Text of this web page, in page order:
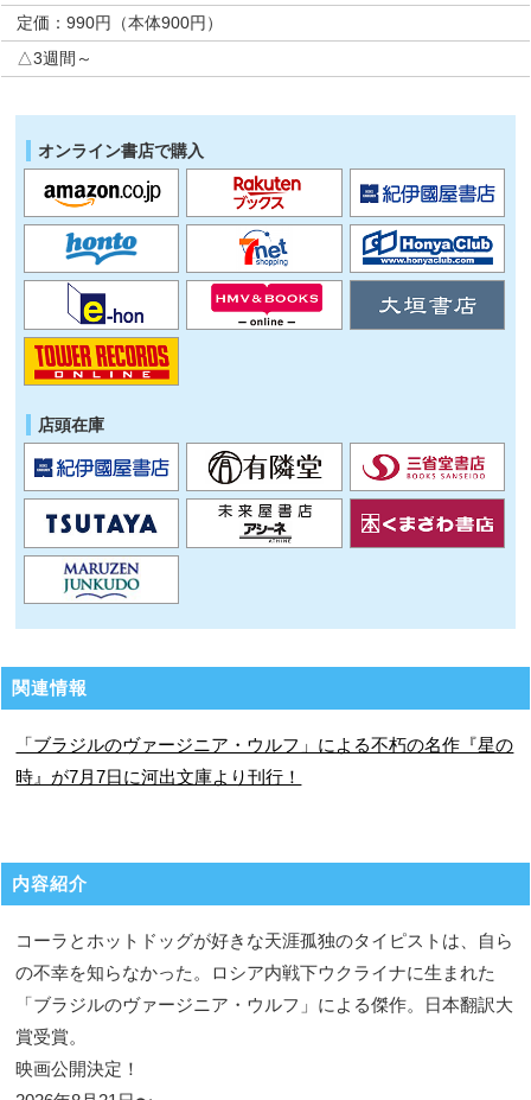
定価：990円（本体900円）
△3週間～
オンライン書店で購入
店頭在庫
関連情報
「ブラジルのヴァージニア・ウルフ」による不朽の名作『星の
時』が7月7日に河出文庫より刊行！
内容紹介
コーラとホットドッグが好きな天涯孤独のタイピストは、自ら
の不幸を知らなかった。ロシア内戦下ウクライナに生まれた
「ブラジルのヴァージニア・ウルフ」による傑作。日本翻訳大
賞受賞。
映画公開決定！